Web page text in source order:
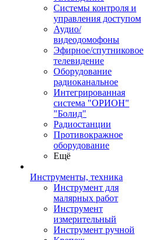
Системы контроля и
управления доступом
Аудио/
видеодомофоны
Эфирное/спутниковое
телевидение
Оборудование
радиоканальное
Интегрированная
система "ОРИОН"
"Болид"
Радиостанции
Противокражное
оборудование
Ещё
Инструменты, техника
Инструмент для
малярных работ
Инструмент
измерительный
Инструмент ручной